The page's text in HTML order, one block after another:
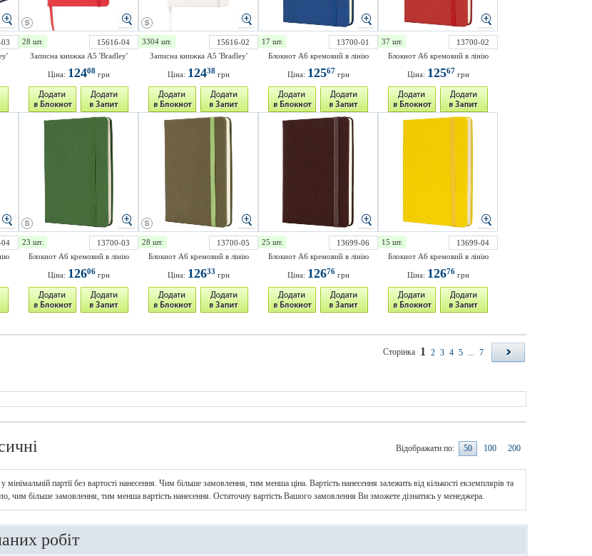
28 шт.
15616-04
Записна книжка А5 'Bradley'
Ціна: 12408грн
3304 шт.
15616-02
Записна книжка А5 'Bradley'
Ціна: 12438грн
17 шт.
13700-01
Блокнот А6 кремовий в лінію
Ціна: 12567 грн
37 шт.
13700-02
Блокнот А6 кремовий в лінію
Ціна: 12567 грн
04
23 шт.
13700-03
Блокнот А6 кремовий в лінію
Ціна: 12606грн
28 шт.
13700-05
Блокнот А6 кремовий в лінію
Ціна: 12633 грн
25 шт.
13699-06
Блокнот А6 кремовий в лінію
Ціна: 12676грн
15 шт.
13699-04
Блокнот А6 кремовий в лінію
Ціна: 12676грн
1 2 3 4 5 ... 7
Сторінка
Відображати по: 50 100 200
партії без вартості нанесення. Чим більше замовлення, тим менша ціна. Вартість нанесення залежить від кількості екземплярів та
чим більше замовлення, тим менша вартість нанесення. Остаточну вартість Вашого замовлення Ви зможете дізнатись у менеджера.
робіт